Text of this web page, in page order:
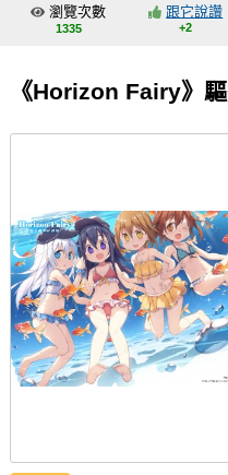
交流中心
會員功能選單
登入
瀏覽次數
1335
跟它說讚
+2
《Horizon Fairy》